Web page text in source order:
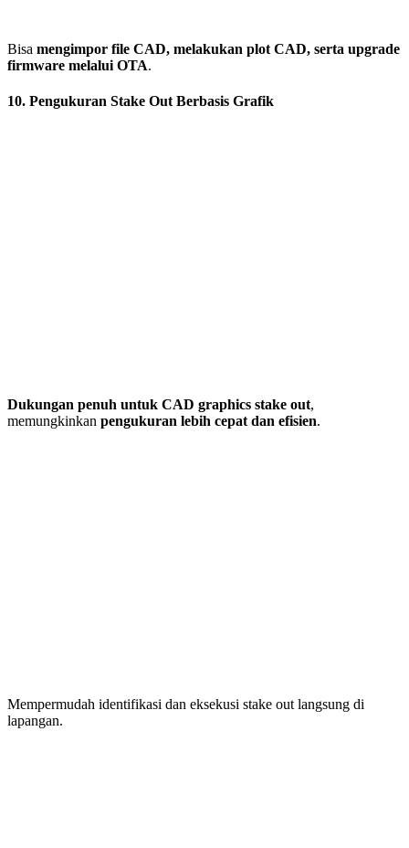
Bisa mengimpor file CAD, melakukan plot CAD, serta upgrade
firmware melalui OTA.
10. Pengukuran Stake Out Berbasis Grafik
Dukungan penuh untuk CAD graphics stake out,
memungkinkan pengukuran lebih cepat dan efisien.
Mempermudah identifikasi dan eksekusi stake out langsung di
lapangan.